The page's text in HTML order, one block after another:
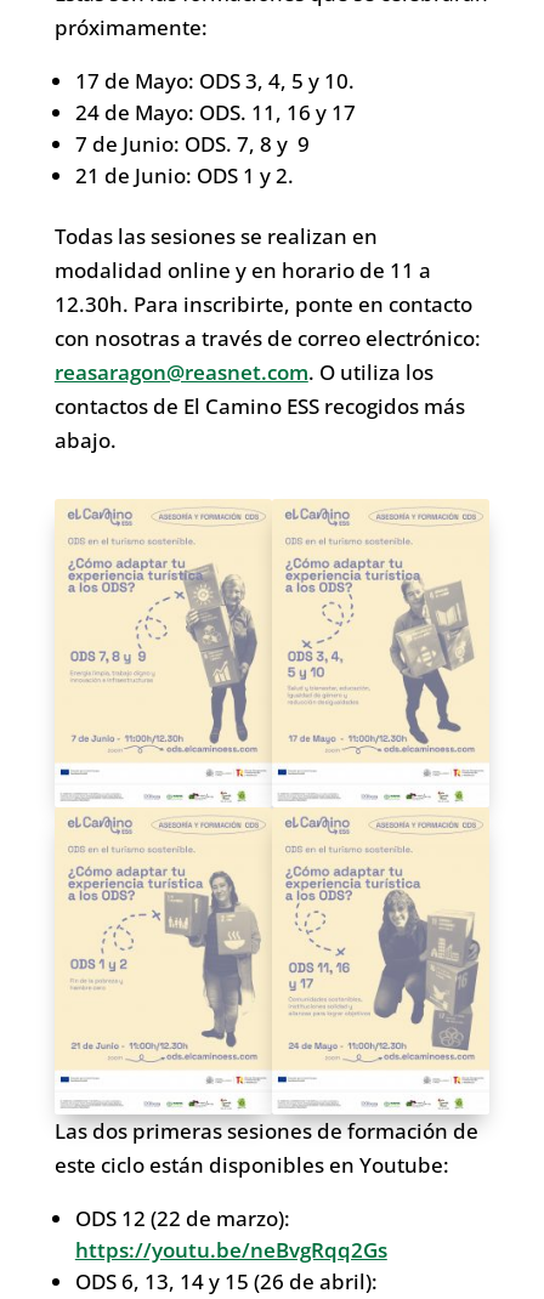
próximamente:
17 de Mayo: ODS 3, 4, 5 y 10.
24 de Mayo: ODS. 11, 16 y 17
7 de Junio: ODS. 7, 8 y 9
21 de Junio: ODS 1 y 2.
Todas las sesiones se realizan en
modalidad online y en horario de 11 a
12.30h. Para inscribirte, ponte en contacto
con nosotras a través de correo electrónico:
reasaragon@reasnet.com. O utiliza los
contactos de El Camino ESS recogidos más
abajo.
Las dos primeras sesiones de formación de
este ciclo están disponibles en Youtube:
ODS 12 (22 de marzo):
https://youtu.be/neBvgRqq2Gs
ODS 6, 13, 14 y 15 (26 de abril):